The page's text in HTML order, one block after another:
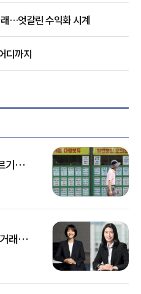
…엇갈린 수익화 시계
디까지
기…
거래…